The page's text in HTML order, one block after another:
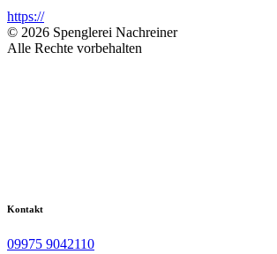
https://
© 2026 Spenglerei Nachreiner
Alle Rechte vorbehalten
Kontakt
09975 9042110